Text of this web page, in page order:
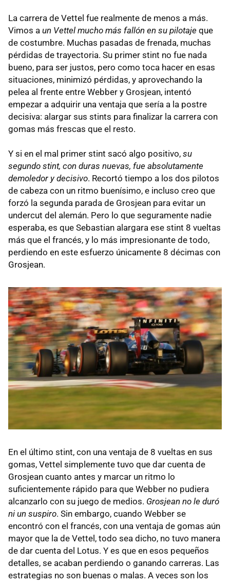
La carrera de Vettel fue realmente de menos a más.
Vimos a un Vettel mucho más fallón en su pilotaje que
de costumbre. Muchas pasadas de frenada, muchas
pérdidas de trayectoria. Su primer stint no fue nada
bueno, para ser justos, pero como toca hacer en esas
situaciones, minimizó pérdidas, y aprovechando la
pelea al frente entre Webber y Grosjean, intentó
empezar a adquirir una ventaja que sería a la postre
decisiva: alargar sus stints para finalizar la carrera con
gomas más frescas que el resto.
Y si en el mal primer stint sacó algo positivo, su
segundo stint, con duras nuevas, fue absolutamente
demoledor y decisivo. Recortó tiempo a los dos pilotos
de cabeza con un ritmo buenísimo, e incluso creo que
forzó la segunda parada de Grosjean para evitar un
undercut del alemán. Pero lo que seguramente nadie
esperaba, es que Sebastian alargara ese stint 8 vueltas
más que el francés, y lo más impresionante de todo,
perdiendo en este esfuerzo únicamente 8 décimas con
Grosjean.
En el último stint, con una ventaja de 8 vueltas en sus
gomas, Vettel simplemente tuvo que dar cuenta de
Grosjean cuanto antes y marcar un ritmo lo
suficientemente rápido para que Webber no pudiera
alcanzarlo con su juego de medios. Grosjean no le duró
ni un suspiro. Sin embargo, cuando Webber se
encontró con el francés, con una ventaja de gomas aún
mayor que la de Vettel, todo sea dicho, no tuvo manera
de dar cuenta del Lotus. Y es que en esos pequeños
detalles, se acaban perdiendo o ganando carreras. Las
estrategias no son buenas o malas. A veces son los